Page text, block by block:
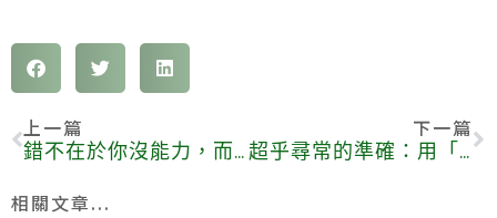
上一篇
錯不在於你沒能力，而是看待事情的框架
下一篇
超乎尋常的準確：用「心」解讀情緒的小孩
相關文章...